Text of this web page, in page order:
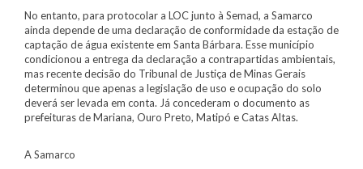
No entanto, para protocolar a LOC junto à Semad, a Samarco
ainda depende de uma declaração de conformidade da estação de
captação de água existente em Santa Bárbara. Esse município
condicionou a entrega da declaração a contrapartidas ambientais,
mas recente decisão do Tribunal de Justiça de Minas Gerais
determinou que apenas a legislação de uso e ocupação do solo
deverá ser levada em conta. Já concederam o documento as
prefeituras de Mariana, Ouro Preto, Matipó e Catas Altas.
A Samarco